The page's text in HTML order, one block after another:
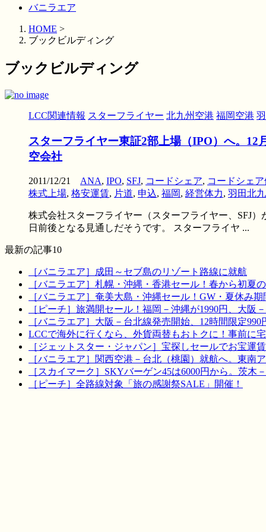
バニラエア
HOME >
ブックビルディング
ブックビルディング
LCC関連情報 スターフライヤー 北九州空港 福岡空港
スターフライヤー東証2部上場（IPO）へ。
空会社
2011/12/21 ANA, IPO, SFJ, コードシェア, コードシェア
株式上場, 格安運賃, 片道, 申込, 福岡, 経営体力, 羽田北
株式会社スターフライヤー（スターフライヤー、SFJ
日前後となる見通しだそうです。 スターフライヤ ...
最新の記事10
［バニラエア］成田～セブ島のリゾート路線に就航
［バニラエア］札幌・沖縄・香港セール！春から初夏
［バニラエア］奄美大島・沖縄セール！GW・夏休み期
［ピーチ］旅満開セール！福岡－沖縄が1990円、大阪
［バニラエア］大阪－台北線発売開始、12時間限定990
LCCで海外に行くなら、外貨両替もおトクに！事前に
［ジェットスター・ジャパン］宝探しセールでお宝運
［バニラエア］関西空港－台北（桃園）就航へ。東南
［スカイマーク］SKYバーゲン45は6000円から。茨木
［ピーチ］全路線対象「旅の感謝祭SALE」開催！